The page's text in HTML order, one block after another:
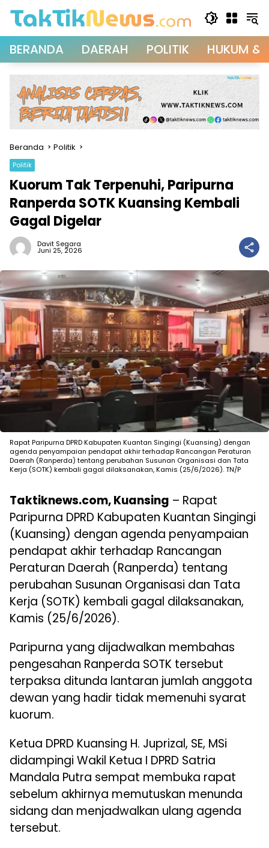
BERANDA DAERAH POLITIK HUKUM &
Beranda Politik
Politik
Kuorum Tak Terpenuhi, Paripurna
Ranperda SOTK Kuansing Kembali
Gagal Digelar
Davit Segara
Juni 25, 2026
Rapat Paripurna DPRD Kabupaten Kuantan Singingi (Kuansing) dengan
agenda penyampaian pendapat akhir terhadap Rancangan Peraturan
Daerah (Ranperda) tentang perubahan Susunan Organisasi dan Tata
Kerja (SOTK) kembali gagal dilaksanakan, Kamis (25/6/2026). TN/P
Taktiknews.com, Kuansing – Rapat
Paripurna DPRD Kabupaten Kuantan Singingi
(Kuansing) dengan agenda penyampaian
pendapat akhir terhadap Rancangan
Peraturan Daerah (Ranperda) tentang
perubahan Susunan Organisasi dan Tata
Kerja (SOTK) kembali gagal dilaksanakan,
Kamis (25/6/2026).
Paripurna yang dijadwalkan membahas
pengesahan Ranperda SOTK tersebut
terpaksa ditunda lantaran jumlah anggota
dewan yang hadir tidak memenuhi syarat
kuorum.
Ketua DPRD Kuansing H. Juprizal, SE, MSi
didampingi Wakil Ketua I DPRD Satria
Mandala Putra sempat membuka rapat
sebelum akhirnya memutuskan menunda
sidang dan menjadwalkan ulang agenda
tersebut.